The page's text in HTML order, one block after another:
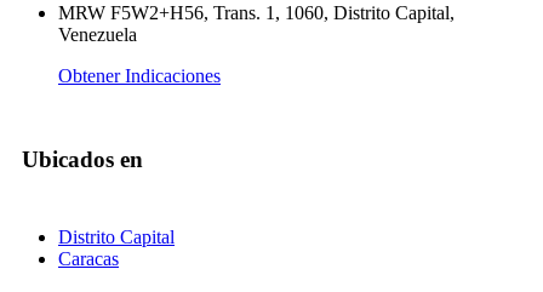
MRW F5W2+H56, Trans. 1, 1060, Distrito Capital,
Venezuela
Obtener Indicaciones
Ubicados en
Distrito Capital
Caracas